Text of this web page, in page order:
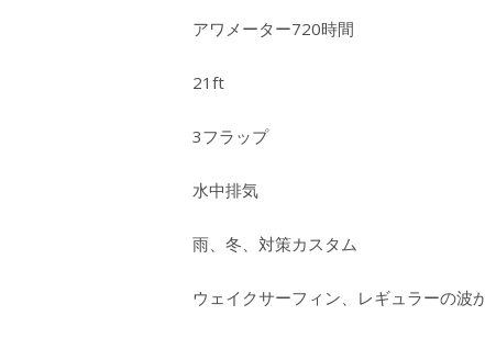
アワメーター720時間
21ft
3フラップ
水中排気
雨、冬、対策カスタム
ウェイクサーフィン、レギュラーの波